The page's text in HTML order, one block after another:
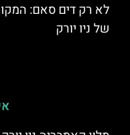
לא רק דים סאם:
של ניו יורק